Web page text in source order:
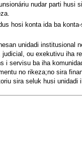
nudar parti husi
hosi konta ida ba
unidadi institusional
ou exekutivu iha
i servisu ba iha
no rikeza;no sira
sira seluk husi